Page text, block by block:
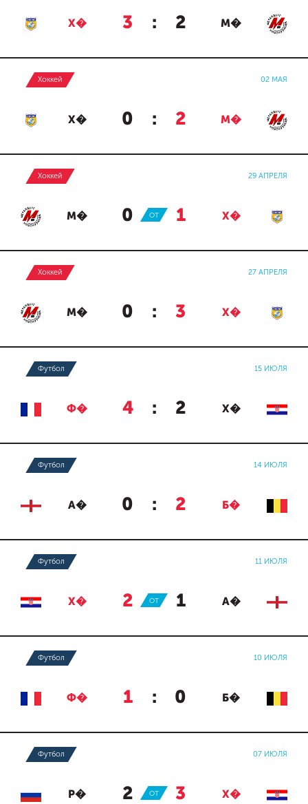
Х� 3 : 2 М�
Хоккей 02 МАЯ
Х� 0 : 2 М�
Хоккей 29 АПРЕЛЯ
М� 0 : 1 Х�
ОТ
Хоккей 27 АПРЕЛЯ
М� 0 : 3 Х�
Футбол 15 ИЮЛЯ
Ф� 4 : 2 Х�
Футбол 14 ИЮЛЯ
А� 0 : 2 Б�
Футбол 11 ИЮЛЯ
Х� 2 : 1 А�
ОТ
Футбол 10 ИЮЛЯ
Ф� 1 : 0 Б�
Футбол 07 ИЮЛЯ
Р� 2 : 3 Х�
ОТ